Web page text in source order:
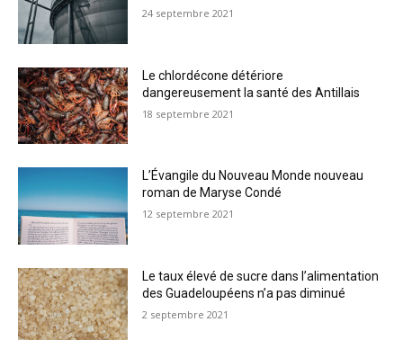
24 septembre 2021
Le chlordécone détériore
dangereusement la santé des Antillais
18 septembre 2021
L’Évangile du Nouveau Monde nouveau
roman de Maryse Condé
12 septembre 2021
Le taux élevé de sucre dans l’alimentation
des Guadeloupéens n’a pas diminué
2 septembre 2021